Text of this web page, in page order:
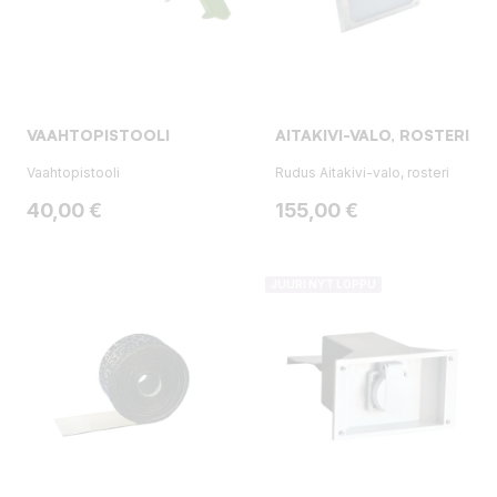
VAAHTOPISTOOLI
Vaahtopistooli
Hinta
40,00 €
AITAKIVI-VALO, ROSTERI
Rudus Aitakivi-valo, rosteri
Hinta
155,00 €